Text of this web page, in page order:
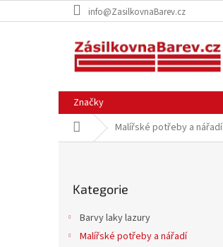
na
info@ZasilkovnaBarev.cz
Značky
Domů Malířské potřeby a nářadí
kategorie
Kategorie
Barvy laky lazury
Malířské potřeby a nářadí